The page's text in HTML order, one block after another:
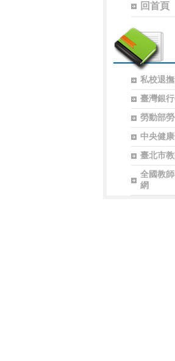
回首頁
私校退
臺灣銀
勞動部
中央健
臺北市
全國教
網